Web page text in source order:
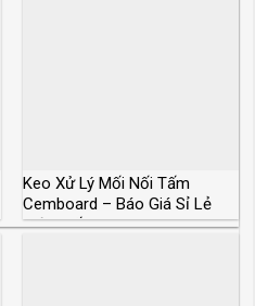
Keo Xử Lý Mối Nối Tấm
Cemboard – Báo Giá Sỉ Lẻ
Mới Nhất